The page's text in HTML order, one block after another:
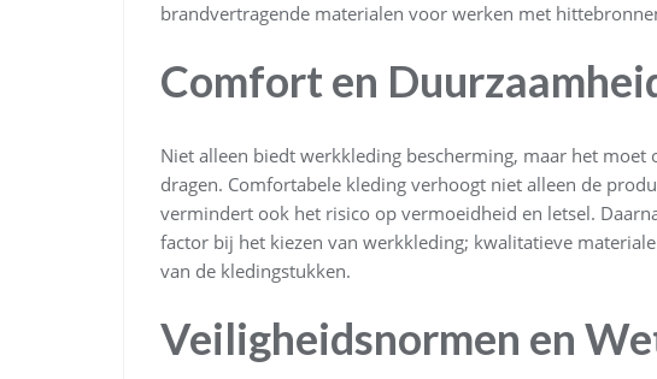
brandvertragende materialen voor werken met
Comfort en
Niet alleen biedt werkkleding bescherming, maar het
dragen. Comfortabele kleding verhoogt niet alleen de
vermindert ook het risico op vermoeidheid en letsel.
factor bij het kiezen van werkkleding; kwalitatieve
van de kledingstukken.
Veiligheidsnormen en